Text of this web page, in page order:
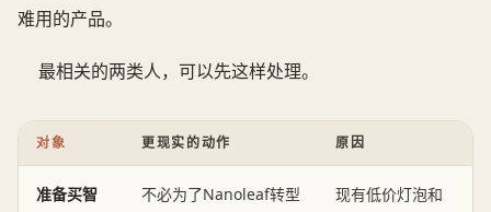
难用的产品。
最相关的两类人，可以先这样处理。
对象 更现实的动作 原因
准备买智
不必为了Nanoleaf转型
现有低价灯泡和